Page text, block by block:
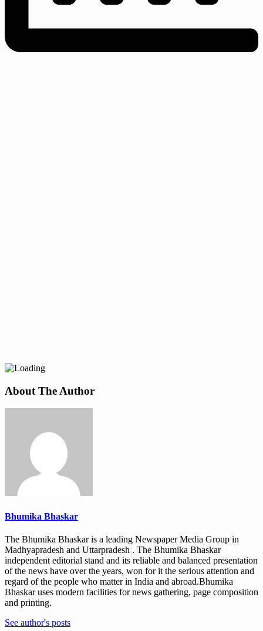
About The Author
Bhumika Bhaskar
The Bhumika Bhaskar is a leading Newspaper Media Group in
Madhyapradesh and Uttarpradesh . The Bhumika Bhaskar
independent editorial stand and its reliable and balanced presentation
of the news have over the years, won for it the serious attention and
regard of the people who matter in India and abroad.Bhumika
Bhaskar uses modern facilities for news gathering, page composition
and printing.
See author's posts